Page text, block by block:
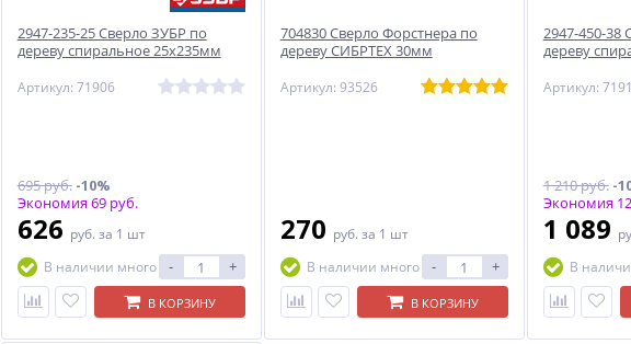
2947-235-25 Сверло ЗУБР по
дереву спиральное 25х235мм
Артикул: 71906
695 руб.-10%
Экономия 69 руб.
626 руб. за 1 шт
В наличии много
- +
В КОРЗИНУ
704830 Сверло Форстнера по
дереву СИБРТЕХ 30мм
Артикул: 93526
270 руб. за 1 шт
В наличии много
- +
В КОРЗИНУ
2947-450-38
дереву
Артикул:
1 210 руб.-
Экономия
1 089
В